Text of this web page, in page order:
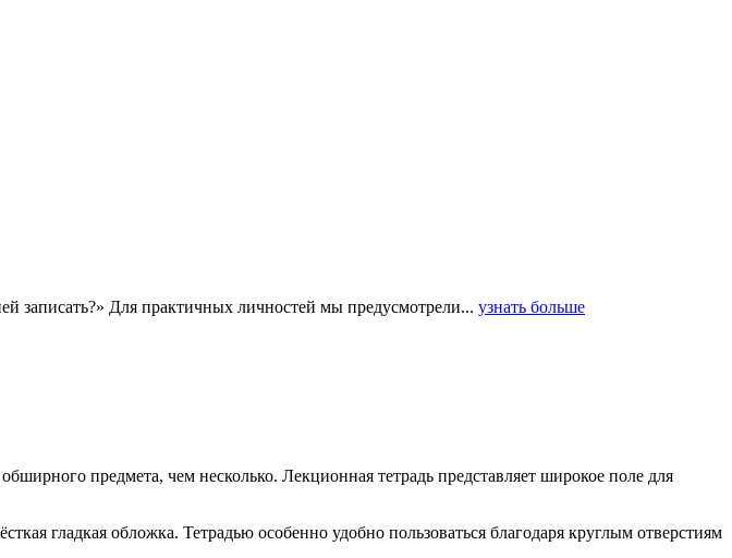
записать?» Для практичных личностей мы предусмотрели... узнать больше
предмета, чем несколько. Лекционная тетрадь представляет широкое поле для
гладкая обложка. Тетрадью особенно удобно пользоваться благодаря круглым отверстиям